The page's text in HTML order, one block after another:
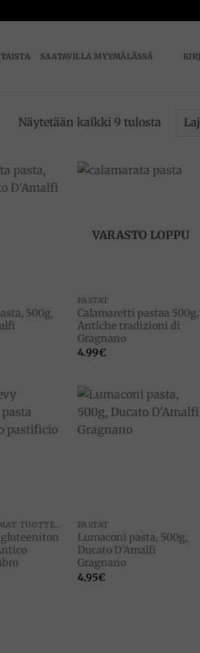
SAATAVILLA MYYMÄLÄSSÄ
Näytetään kaikki 9 tulosta
500g,
VARASTO LOPPU
PASTAT
Calamaretti pastaa 500g,
Antiche tradizioni di
Gragnano
4.99€
Add to
wishlist
GLUTEENITTOMAT TUOTTEET
gluteeniton
PASTAT
Lumaconi pasta, 500g,
Ducato D’Amalfi
Gragnano
4.95€